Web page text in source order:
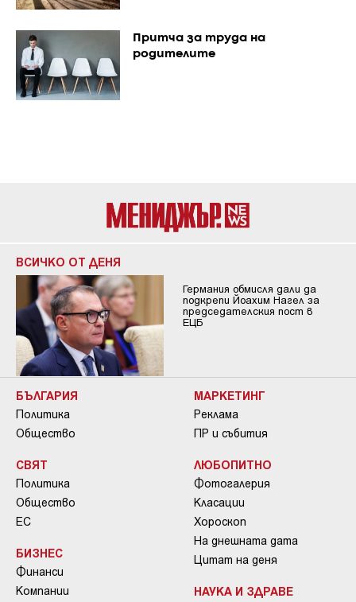
Притча за труда на
родителите
ВСИЧКО ОТ ДЕНЯ
Германия обмисля дали да
подкрепи Йоахим Нагел за
председателския пост в
ЕЦБ
БЪЛГАРИЯ
Политика
Общество
СВЯТ
Политика
Общество
ЕС
БИЗНЕС
Финанси
Компании
МАРКЕТИНГ
Реклама
ПР и събития
ЛЮБОПИТНО
Фотогалерия
Класации
Хороскоп
На днешната дата
Цитат на деня
НАУКА И ЗДРАВЕ